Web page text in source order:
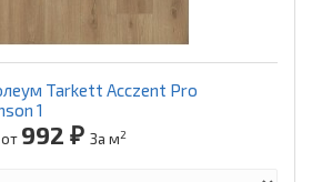
Tarkett Acczent Pro
1
от 992 ₽ За м2